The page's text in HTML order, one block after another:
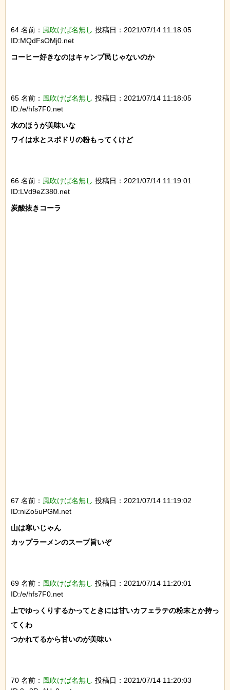
64 名前： 風吹けば名無し 投稿日：2021/07/14 11:18:05
ID:MQdFsOMj0.net
コーヒー好きなのはキャンプ民じゃないのか
65 名前： 風吹けば名無し 投稿日：2021/07/14 11:18:05
ID:/e/hfs7F0.net
水のほうが美味いな
ワイは水とスポドリの粉もってくけど
66 名前： 風吹けば名無し 投稿日：2021/07/14 11:19:01
ID:LVd9eZ380.net
炭酸抜きコーラ
67 名前： 風吹けば名無し 投稿日：2021/07/14 11:19:02
ID:niZo5uPGM.net
山は寒いじゃん
カップラーメンのスープ旨いぞ
69 名前： 風吹けば名無し 投稿日：2021/07/14 11:20:01
ID:/e/hfs7F0.net
上でゆっくりするかってときには甘いカフェラテの粉末とか持っ
てくわ
つかれてるから甘いのが美味い
70 名前： 風吹けば名無し 投稿日：2021/07/14 11:20:03